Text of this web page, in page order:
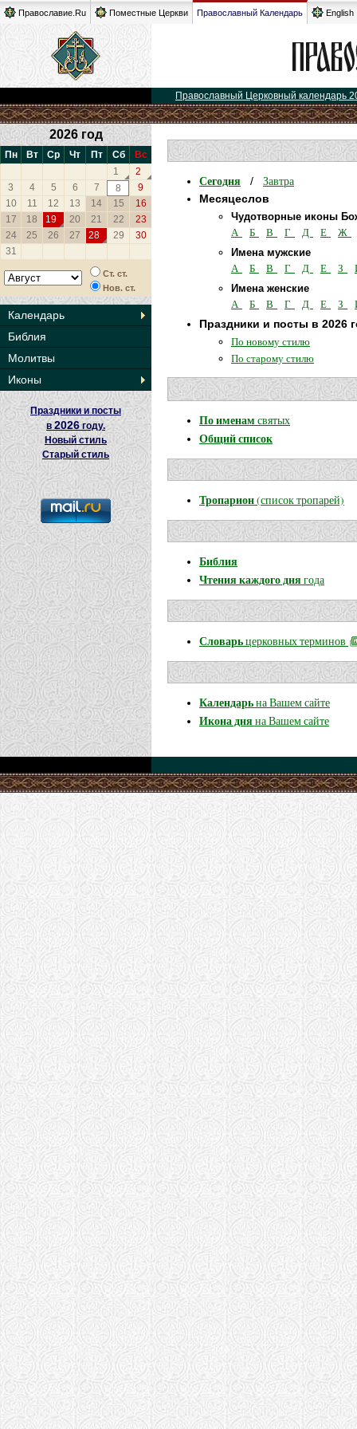
Православие.Ru Поместные Церкви Православный Календарь English
Православный Церковный календарь
2026 год
Пн Вт Ср Чт Пт Сб
Вс
1
2
3
4 5 6 7 8
9
10
11 12 13 14 15
16
17
18 19 20 21 22
23
24
25 26 27 28 29
30
31
Ст. ст.
Нов. ст.
Календарь
Библия
Молитвы
Иконы
Праздники и посты
в 2026году.
Новый стиль
Старый стиль
Сегодня / Завтра
Месяцеслов
Чудотворные иконы
А Б В Г Д Е Ж
Имена мужские
А Б В Г Д Е З
Имена женские
А Б В Г Д Е З
Праздники и посты в 2026
По новому стилю
По старому стилю
По именам святых
Общий список
Тропарион(список тропарей)
Библия
Чтения каждого днягода
Словарьцерковных терминов
Календарьна Вашем сайте
Икона дняна Вашем сайте